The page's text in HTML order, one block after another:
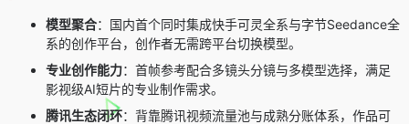
模型聚合：国内首个同时集成快手可灵全系与字节Seedance全
系的创作平台，创作者无需跨平台切换模型。
专业创作能力：首帧参考配合多镜头分镜与多模型选择，满足
影视级AI短片的专业制作需求。
腾讯生态闭环：背靠腾讯视频流量池与成熟分账体系，作品可